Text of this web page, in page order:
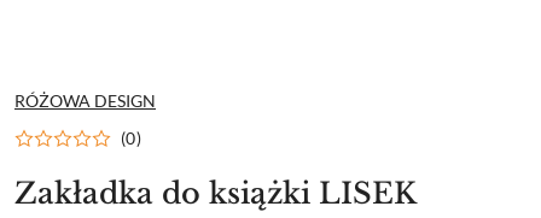
NAZWA
PRODUCENTA:
RÓŻOWA DESIGN
(0)
Zakładka do książki LISEK